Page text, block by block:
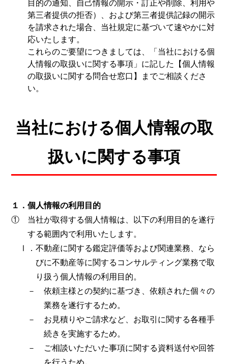
目的の通知、自己情報の開示・訂正や削除、利用や
第三者提供の拒否）、および第三者提供記録の開示
を請求された場合、当社規定に基づいて速やかに対
応いたします。
これらのご要望につきましては、「当社における個
人情報の取扱いに関する事項」に記した
【個人情報
の取扱いに関する問合せ窓口】
までご相談くださ
い。
当社における個人情報の取
扱いに関する事項
１．個人情報の利用目的
① 当社が取得する個人情報は、以下の利用目的を遂行
する範囲内で利用いたします。
Ⅰ．不動産に関する鑑定評価等および関連業務、なら
びに不動産等に関するコンサルティング業務で取
り扱う個人情報の利用目的。
－ 依頼主様との契約に基づき、依頼された個々の
業務を遂行するため。
－ お見積りやご請求など、お取引に関する各種手
続きを実施するため。
－ ご相談いただいた事項に関する資料送付や回答
を行うため。